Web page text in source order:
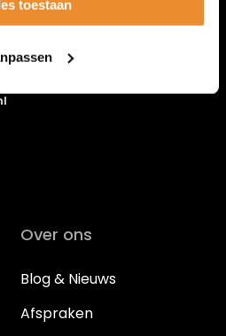
toestaan
Over ons
Blog & Nieuws
Afspraken